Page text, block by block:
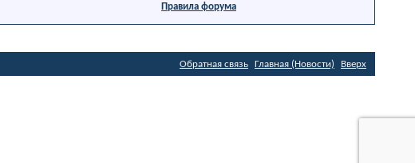
Правила форума
Обратная связь Главная (Новости) Вверх